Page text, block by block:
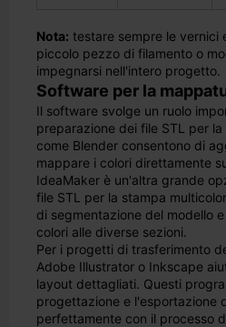
Nota: testare sempre le vernici
piccolo pezzo di filamento o
impegnarsi nell'intero progetto.
Software per la
Il software svolge un ruolo
preparazione dei file STL per
come Blender consentono di
mappare i colori direttamente
IdeaMaker è un'altra grande
file STL per la stampa
di segmentazione del modello
colori alle diverse sezioni.
Per i progetti di trasferimento
Adobe Illustrator o Inkscape
layout dettagliati. Questi
progettazione e l'esportazione
perfettamente con il processo